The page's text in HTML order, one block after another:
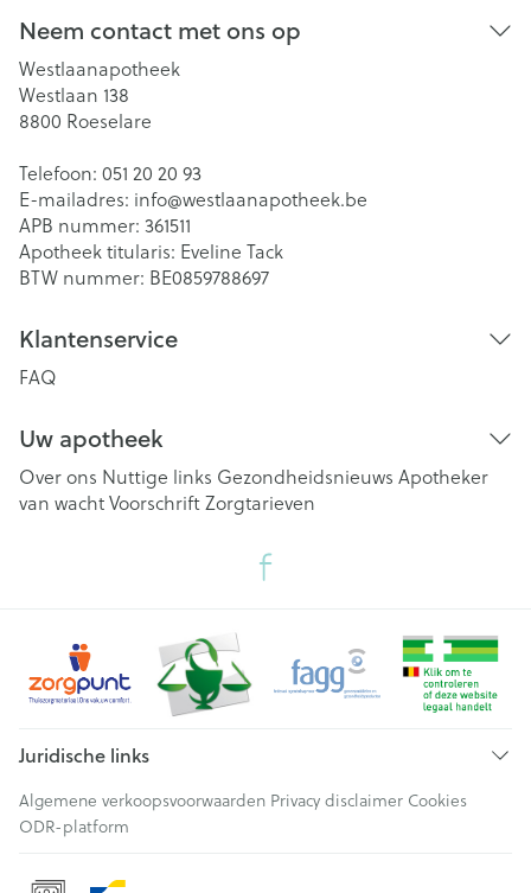
Neem contact met ons op
Westlaanapotheek
Westlaan 138
8800 Roeselare
Telefoon: 051 20 20 93
E-mailadres: info@westlaanapotheek.be
APB nummer: 361511
Apotheek titularis: Eveline Tack
BTW nummer: BE0859788697
Klantenservice
FAQ
Uw apotheek
Over ons Nuttige links Gezondheidsnieuws Apotheker
van wachtVoorschriftZorgtarieven
Juridische links
Algemene verkoopsvoorwaarden Privacy disclaimer Cookies
ODR-platform